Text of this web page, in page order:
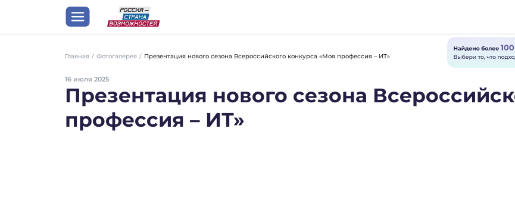
Главная / Фотогалерея / Презентация нового сезона Всероссийского конкурса «Моя профессия – ИТ»
16 июля 2025
Презентация нового сезона
профессия – ИТ»